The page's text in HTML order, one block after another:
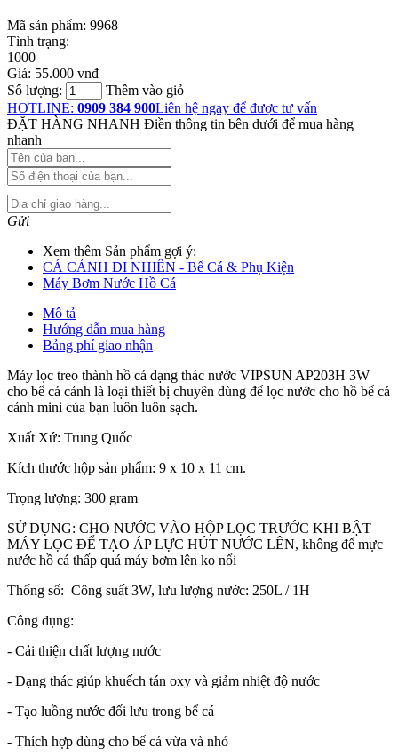
Mã sản phẩm: 9968
Tình trạng:
1000
Giá: 55.000 vnđ
Số lượng:
Thêm vào giỏ
HOTLINE: 0909 384 900Liên hệ ngay để được tư vấn
ĐẶT HÀNG NHANH Điền thông tin bên dưới để mua hàng
nhanh
Gửi
Xem thêm Sản phẩm gợi ý:
CÁ CẢNH DI NHIÊN - Bể Cá & Phụ Kiện
Máy Bơm Nước Hồ Cá
Mô tả
Hướng dẫn mua hàng
Bảng phí giao nhận
Máy lọc treo thành hồ cá dạng thác nước VIPSUN AP203H 3W
cho bể cá cảnh là loại thiết bị chuyên dùng để lọc nước cho hồ bể cá
cảnh mini của bạn luôn luôn sạch.
Xuất Xứ: Trung Quốc
Kích thước hộp sản phẩm: 9 x 10 x 11 cm.
Trọng lượng: 300 gram
SỬ DỤNG: CHO NƯỚC VÀO HỘP LỌC TRƯỚC KHI BẬT
MÁY LỌC ĐỂ TẠO ÁP LỰC HÚT NƯỚC LÊN, không để mực
nước hồ cá thấp quá máy bơm lên ko nổi
Thống số: Công suất 3W, lưu lượng nước: 250L / 1H
Công dụng:
- Cải thiện chất lượng nước
- Dạng thác giúp khuếch tán oxy và giảm nhiệt độ nước
- Tạo luồng nước đối lưu trong bể cá
- Thích hợp dùng cho bể cá vừa và nhỏ